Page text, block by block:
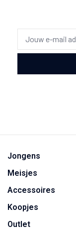
Jongens
Meisjes
Accessoires
Koopjes
Outlet